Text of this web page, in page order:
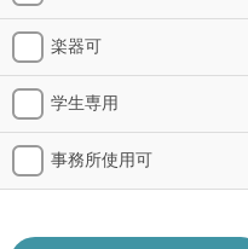
楽器可
学生専用
事務所使用可